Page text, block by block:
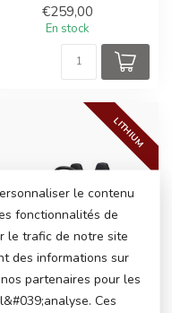
€259,00
En stock
LITHIUM
le contenu
fonctionnalités de
le trafic de notre site
des informations sur
partenaires pour les
Ces